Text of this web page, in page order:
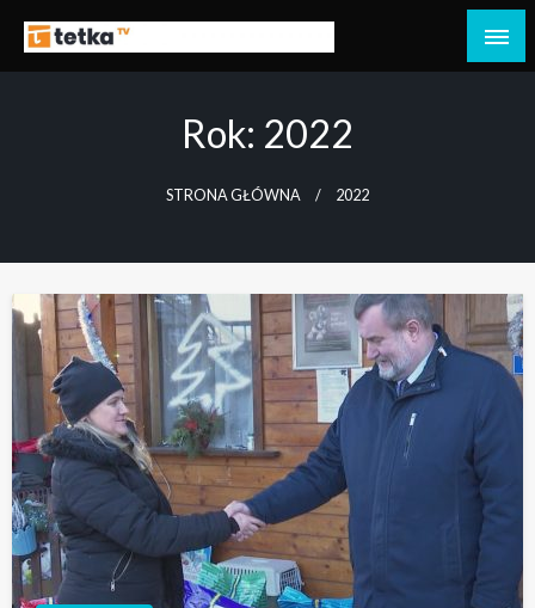
treściTv Tetka Tczew
Tetka Tczew – Twoja lokalna telewizja!
Rok: 2022
STRONA GŁÓWNA 2022